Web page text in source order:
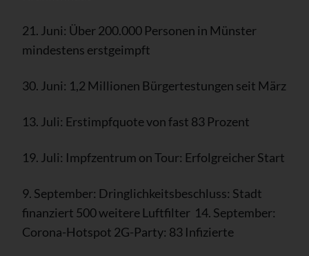
21. Juni: Über 200.000 Personen in Münster
mindestens erstgeimpft
30. Juni: 1,2 Millionen Bürgertestungen seit März
13. Juli: Erstimpfquote von fast 83 Prozent
19. Juli: Impfzentrum on Tour: Erfolgreicher Start
9. September: Dringlichkeitsbeschluss: Stadt
finanziert 500 weitere Luftfilter 14. September:
Corona-Hotspot 2G-Party: 83 Infizierte